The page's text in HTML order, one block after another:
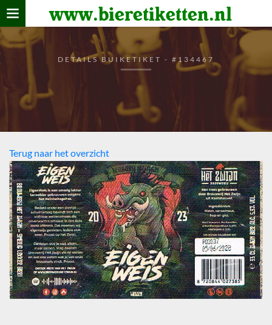
www.bieretiketten.nl
Home
verzamelen
De bierkaart
Bezoekers
DETAILS BUIKETIKET - #134467
Terug naar het overzicht